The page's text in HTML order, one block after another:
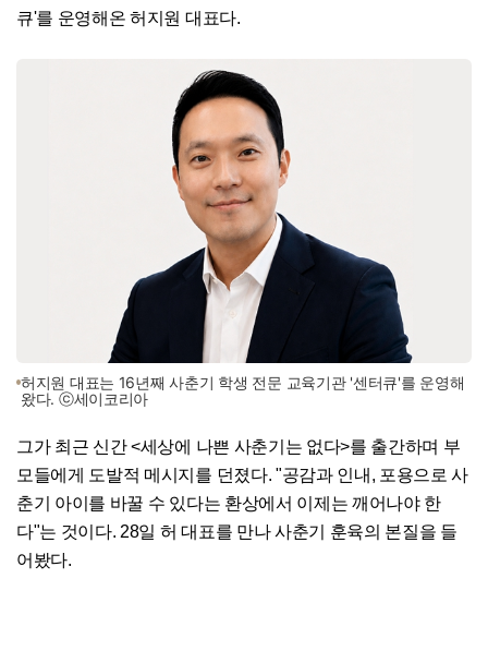
큐'를 운영해온 허지원 대표다.
허지원 대표는 16년째 사춘기 학생 전문 교육기관 '센터큐'를 운영해
왔다. ⓒ세이코리아
그가 최근 신간 <세상에 나쁜 사춘기는 없다>를 출간하며 부
모들에게 도발적 메시지를 던졌다. "공감과 인내, 포용으로 사
춘기 아이를 바꿀 수 있다는 환상에서 이제는 깨어나야 한
다"는 것이다. 28일 허 대표를 만나 사춘기 훈육의 본질을 들
어봤다.